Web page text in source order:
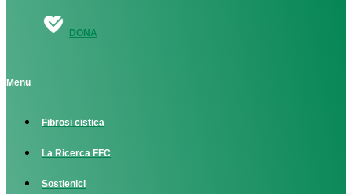
DONA
Menu
Fibrosi cistica
La Ricerca FFC
Sostienici